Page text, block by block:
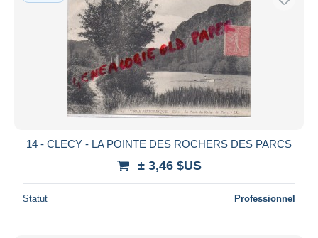
14 - CLECY - LA POINTE DES ROCHERS DES PARCS
± 3,46 $US
Statut Professionnel